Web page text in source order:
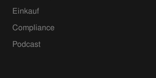
Einkauf
Compliance
Podcast